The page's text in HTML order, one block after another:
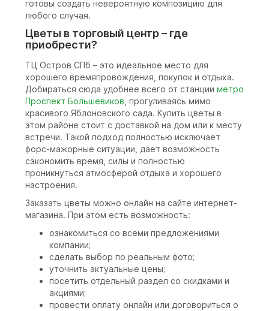
готовы создать невероятную композицию для
любого случая.
Цветы в торговый центр – где
приобрести?
ТЦ Остров СПб – это идеальное место для
хорошего времяпровождения, покупок и отдыха.
Добираться сюда удобнее всего от станции метро
Проспект Большевиков, прогуливаясь мимо
красивого Яблоновского сада. Купить цветы в
этом районе стоит с доставкой на дом или к месту
встречи. Такой подход полностью исключает
форс-мажорные ситуации, дает возможность
сэкономить время, силы и полностью
проникнуться атмосферой отдыха и хорошего
настроения.
Заказать цветы можно онлайн на сайте интернет-
магазина. При этом есть возможность:
ознакомиться со всеми предложениями
компании;
сделать выбор по реальным фото;
уточнить актуальные цены;
посетить отдельный раздел со скидками и
акциями;
провести оплату онлайн или договориться о